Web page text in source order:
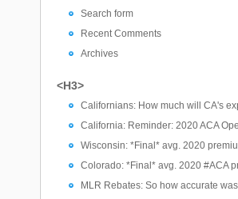
Search form
Recent Comments
Archives
<H3>
Californians: How much will CA's
California: Reminder: 2020 ACA
Wisconsin: *Final* avg. 2020
Colorado: *Final* avg. 2020 #ACA
MLR Rebates: So how accurate